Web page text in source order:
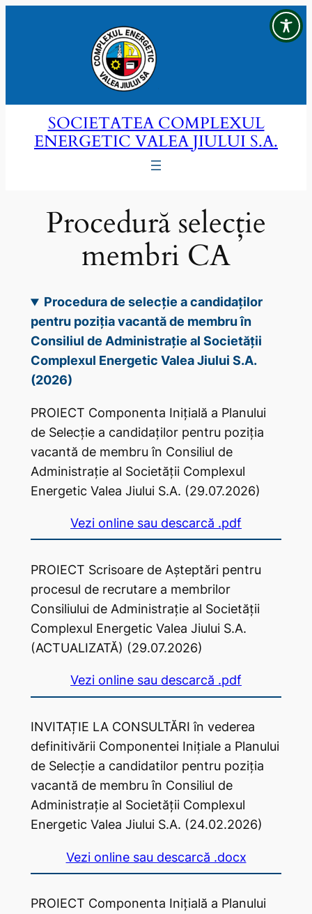
SOCIETATEA COMPLEXUL
ENERGETIC VALEA JIULUI S.A.
Procedură selecție
membri CA
Procedura de selecție a candidaților
pentru poziția vacantă de membru în
Consiliul de Administrație al Societății
Complexul Energetic Valea Jiului S.A.
(2026)
PROIECT Componenta Inițială a Planului
de Selecție a candidaților pentru poziția
vacantă de membru în Consiliul de
Administrație al Societății Complexul
Energetic Valea Jiului S.A. (29.07.2026)
Vezi online sau descarcă .pdf
PROIECT Scrisoare de Așteptări pentru
procesul de recrutare a membrilor
Consiliului de Administrație al Societății
Complexul Energetic Valea Jiului S.A.
(ACTUALIZATĂ) (29.07.2026)
Vezi online sau descarcă .pdf
INVITAȚIE LA CONSULTĂRI în vederea
definitivării Componentei Inițiale a Planului
de Selecție a candidatilor pentru poziția
vacantă de membru în Consiliul de
Administrație al Societății Complexul
Energetic Valea Jiului S.A. (24.02.2026)
Vezi online sau descarcă .docx
PROIECT Componenta Inițială a Planului